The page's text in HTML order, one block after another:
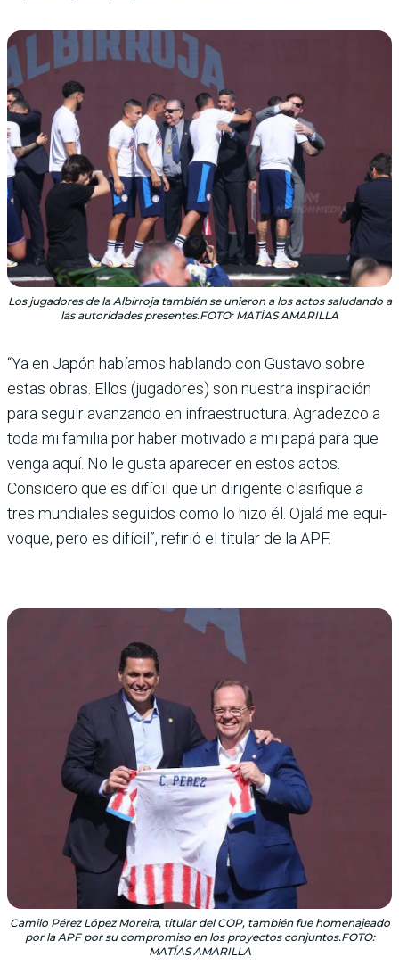
Los jugadores de la Albirroja también se unieron a los actos saludando a
las autoridades presentes.FOTO: MATÍAS AMARILLA
“Ya en Japón habíamos hablando con Gustavo sobre
estas obras. Ellos (jugadores) son nuestra inspiración
para seguir avanzando en infraes­tructura. Agradezco a
toda mi familia por haber motivado a mi papá para que
venga aquí. No le gusta aparecer en estos actos.
Considero que es difí­cil que un dirigente clasifi­que a
tres mundiales seguidos como lo hizo él. Ojalá me equi­
voque, pero es difícil”, refirió el titular de la APF.
Camilo Pérez López Moreira, titular del COP, también fue homenajeado
por la APF por su compromiso en los proyectos conjuntos.FOTO:
MATÍAS AMARILLA